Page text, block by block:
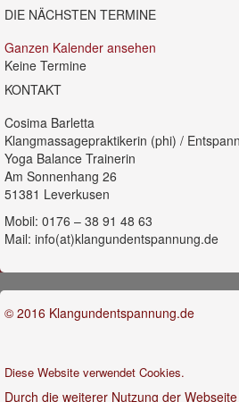
DIE NÄCHSTEN TERMINE
Ganzen Kalender ansehen
Keine Termine
KONTAKT
Cosima Barletta
Klangmassagepraktikerin (phi) /
Yoga Balance Trainerin
Am Sonnenhang 26
51381 Leverkusen
Mobil: 0176 – 38 91 48 63
Mail: info(at)klangundentspannung.de
© 2016 Klangundentspannung.de
Diese Website verwendet Cookies.
Durch die weiterer Nutzung der